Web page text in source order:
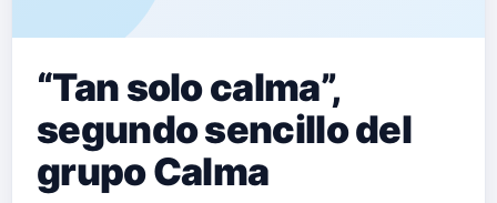
“Tan solo calma”,
segundo sencillo del
grupo Calma